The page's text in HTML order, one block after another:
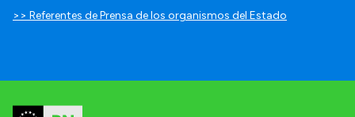
>> Referentes de Prensa de los organismos del Estado